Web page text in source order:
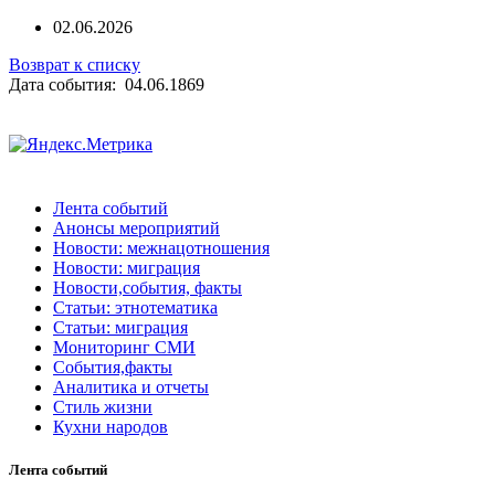
02.06.2026
Возврат к списку
Дата события: 04.06.1869
Лента событий
Анонсы мероприятий
Новости: межнацотношения
Новости: миграция
Новости,события, факты
Статьи: этнотематика
Статьи: миграция
Мониторинг СМИ
События,факты
Аналитика и отчеты
Стиль жизни
Кухни народов
Лента событий